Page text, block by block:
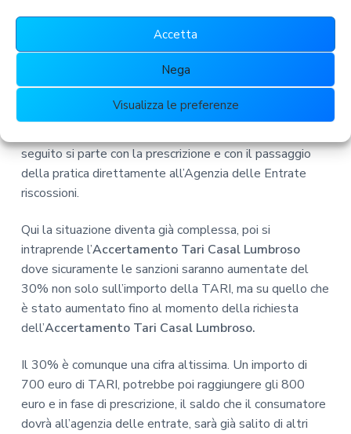
Accetta
Nega
Visualizza le preferenze
bollettino della tassa sull’immondizia.
Una volta che il Comune o la società che si occupa delle
immondizie non viene saldato con il pagamento dovuto,
impone alcuna sanzione. Magari ci sarà solo una richiesta
seguito si parte con la prescrizione e con il passaggio
della pratica direttamente all’Agenzia delle Entrate
riscossioni.
Qui la situazione diventa già complessa, poi si
intraprende l’Accertamento Tari Casal Lumbroso
dove sicuramente le sanzioni saranno aumentate del
30% non solo sull’importo della TARI, ma su quello che
è stato aumentato fino al momento della richiesta
dell’Accertamento Tari Casal Lumbroso.
Il 30% è comunque una cifra altissima. Un importo di
700 euro di TARI, potrebbe poi raggiungere gli 800
euro e in fase di prescrizione, il saldo che il consumatore
dovrà all’agenzia delle entrate, sarà già salito di altri